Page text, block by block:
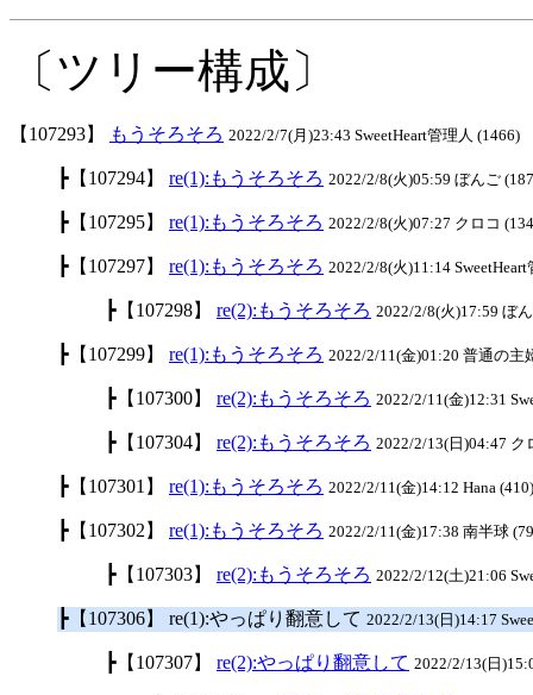
〔ツリー構成〕
【107293】 もうそろそろ 2022/2/7(月)23:43 SweetHeart管理人 (1466)
┣【107294】 re(1):もうそろそろ 2022/2/8(火)05:59 ぼんご
┣【107295】 re(1):もうそろそろ 2022/2/8(火)07:27 クロコ
┣【107297】 re(1):もうそろそろ 2022/2/8(火)11:14
┣【107298】 re(2):もうそろそろ 2022/2/8(火)17:59 ぼ
┣【107299】 re(1):もうそろそろ 2022/2/11(金)01:20 普通の主
┣【107300】 re(2):もうそろそろ 2022/2/11(金)12:31
┣【107304】 re(2):もうそろそろ 2022/2/13(日)04:47 ク
┣【107301】 re(1):もうそろそろ 2022/2/11(金)14:12 Hana (410)
┣【107302】 re(1):もうそろそろ 2022/2/11(金)17:38 南半球
┣【107303】 re(2):もうそろそろ 2022/2/12(土)21:06
┣【107306】 re(1):やっぱり翻意して 2022/2/13(日)14:17
┣【107307】 re(2):やっぱり翻意して 2022/2/13(日